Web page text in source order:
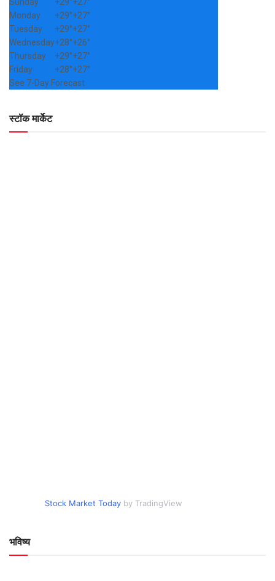
Monday
+29°+27°
Tuesday
+29°+27°
Wednesday+28°+26°
Thursday
+29°+27°
Friday
+28°+27°
See 7-Day Forecast
स्टॉक मार्केट
Stock Market Today by TradingView
भविष्य